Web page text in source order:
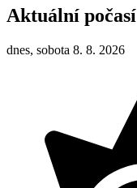
Aktuální počasí
dnes, sobota 8. 8. 2026